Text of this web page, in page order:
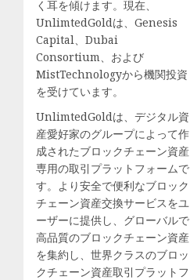
く耳を傾けます。現在、
UnlimtedGoldは、Genesis
Capital、Dubai
Consortium、および
MistTechnologyから機関投資
を受けています。
UnlimtedGoldは、デジタル資
産愛好家のグループによって作
成されたブロックチェーン資産
専用の取引プラットフォームで
す。より安全で便利なブロック
チェーン資産交換サービスをユ
ーザーに提供し、グローバルで
高品質のブロックチェーン資産
を集約し、世界クラスのブロッ
クチェーン資産取引プラットフ